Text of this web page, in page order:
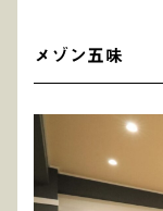
メゾン五味